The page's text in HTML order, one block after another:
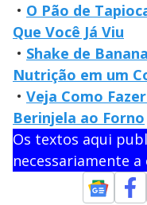
• O Pão de
Que Você Já Viu
• Shake de
Nutrição em um
• Veja Como
Berinjela ao Forno
Os textos aqui
necessariamente